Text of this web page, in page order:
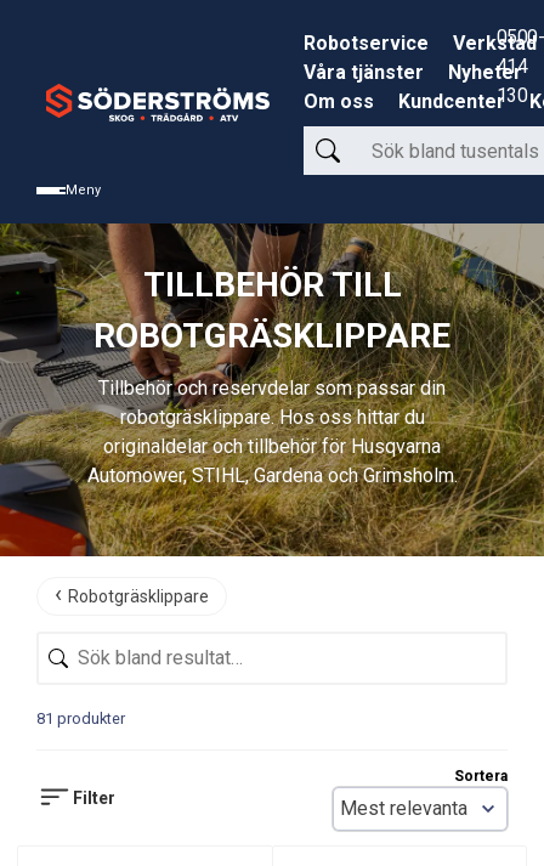
Meny
Robotservice
Verkstad
Våra tjänster
Nyheter
Om oss
Kundcenter
Sök
bland
produkter
0500-
414
130
TILLBEHÖR TILL
ROBOTGRÄSKLIPPARE
Tillbehör och reservdelar som passar din
robotgräsklippare. Hos oss hittar du
originaldelar och tillbehör för Husqvarna
Automower, STIHL, Gardena och Grimsholm.
Robotgräsklippare
81 produkter
Sortera
Filter